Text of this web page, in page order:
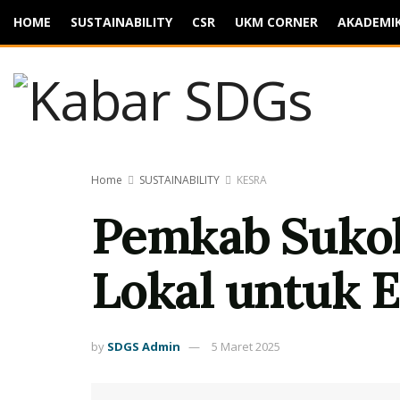
HOME SUSTAINABILITY CSR UKM CORNER
Home SUSTAINABILITY KESRA
Pemkab
Lokal untuk
by SDGS Admin 5 Maret 2025